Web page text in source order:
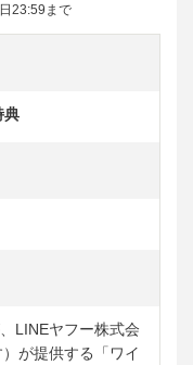
23:59まで
典
LINEヤフー株式会
が提供する「ワイ